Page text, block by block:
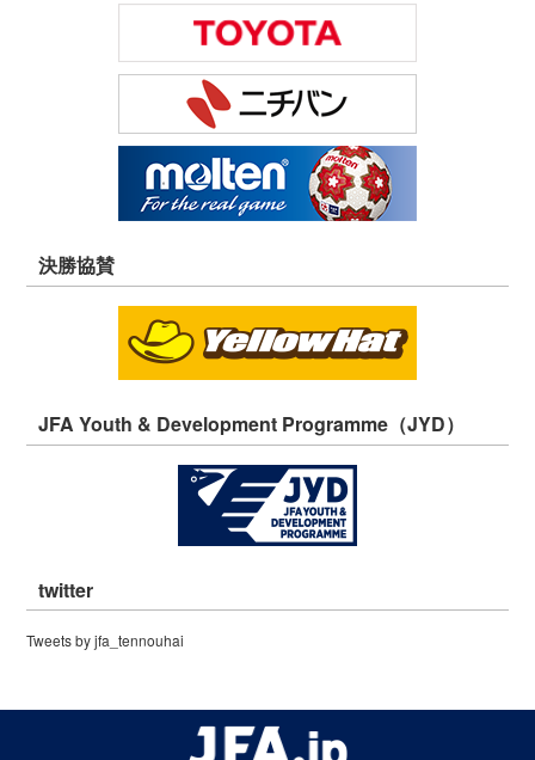
決勝協賛
JFA Youth & Development Programme（JYD）
twitter
Tweets by jfa_tennouhai